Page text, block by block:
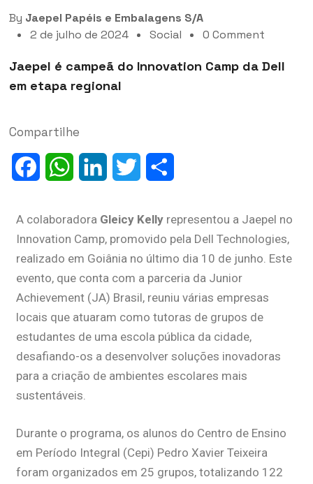
By Jaepel Papéis e Embalagens S/A
2 de julho de 2024
Social 0 Comment
Jaepel é campeã do Innovation Camp da Dell
em etapa regional
Compartilhe
FacebookWhatsAppLinkedIn Twitter
A colaboradora Gleicy Kellyrepresentou a Jaepel no
Innovation Camp, promovido pela Dell Technologies,
realizado em Goiânia no último dia 10 de junho. Este
evento, que conta com a parceria da Junior
Achievement (JA) Brasil, reuniu várias empresas
locais que atuaram como tutoras de grupos de
estudantes de uma escola pública da cidade,
desafiando-os a desenvolver soluções inovadoras
para a criação de ambientes escolares mais
sustentáveis.
Durante o programa, os alunos do Centro de Ensino
em Período Integral (Cepi) Pedro Xavier Teixeira
foram organizados em 25 grupos, totalizando 122